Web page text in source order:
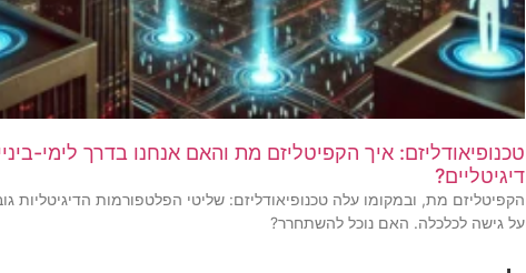
טכנופיאודליזם: איך הקפיטליזם מת והאם אנחנו בדרך לימי-
דיגיטליים?
הקפיטליזם מת, ובמקומו עלה טכנופיאודליזם: שליטי הפלטפורמות הדיגיטליות
על גישה לכלכלה. האם נוכל להשתחרר?